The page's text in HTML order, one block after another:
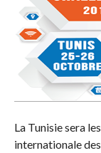
La Tunisie sera
internationale